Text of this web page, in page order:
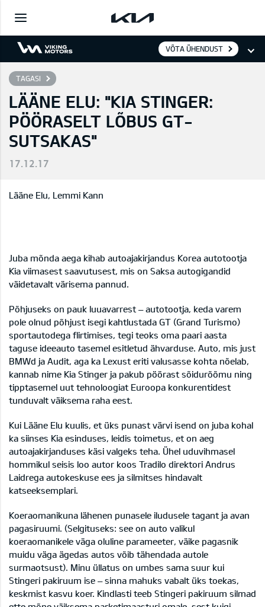
VÕTA ÜHENDUST
TAGASI
LÄÄNE ELU: "KIA STINGER:
PÖÖRASELT LÕBUS GT-
SUTSAKAS"
17.12.17
Lääne Elu, Lemmi Kann
Juba mõnda aega kihab autoajakirjandus Korea autotootja
Kia viimasest saavutusest, mis on Saksa autogigandid
väidetavalt värisema pannud.
Põhjuseks on pauk luuavarrest – autotootja, keda varem
pole olnud põhjust isegi kahtlustada GT (Grand Turismo)
sportautodega flirtimises, tegi teoks oma paari aasta
taguse ideeauto tasemel esitletud ähvarduse. Auto, mis just
BMWd ja Audit, aga ka Lexust eriti valusasse kohta nõelab,
kannab nime Kia Stinger ja pakub pöörast sõidurõõmu ning
tipptasemel uut tehnoloogiat Euroopa konkurentidest
tunduvalt väiksema raha eest.
Kui Lääne Elu kuulis, et üks punast värvi isend on juba kohal
ka siinses Kia esinduses, leidis toimetus, et on aeg
autoajakirjanduses käsi valgeks teha. Ühel uduvihmasel
hommikul seisis loo autor koos Tradilo direktori Andrus
Laidrega autokeskuse ees ja silmitses hindavalt
katseeksemplari.
Koeraomanikuna lähenen punasele iludusele tagant ja avan
pagasiruumi. (Selgituseks: see on auto valikul
koeraomanikele väga oluline parameeter, väike pagasnik
muidu väga ägedas autos võib tähendada autole
surmaotsust). Minu üllatus on umbes sama suur kui
Stingeri pakiruum ise – sinna mahuks vabalt üks toekas,
keskmist kasvu koer. Kindlasti teeb Stingeri pakiruum silmad